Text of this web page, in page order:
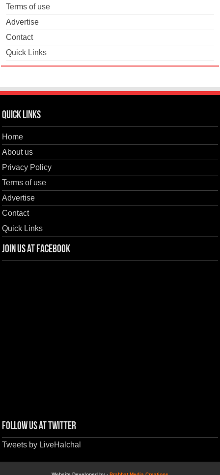
Terms of use
Advertise
Contact
Quick Links
Quick Links
Home
About us
Privacy Policy
Terms of use
Advertise
Contact
Quick Links
Join us at Facebook
Follow us at Twitter
Tweets by LiveHalchal